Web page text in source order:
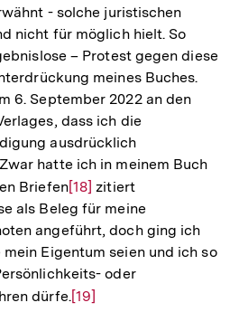
- solche juristischen
nicht für möglich hielt. So
– Protest gegen diese
meines Buches.
6. September 2022 an den
dass ich die
ausdrücklich
hatte ich in meinem Buch
BriefenZur
Auflösung
der
Fußnote
[18] zitiert
als Beleg für meine
angeführt, doch ging ich
Eigentum seien und ich so
oder
dürfe.Zur
[19]